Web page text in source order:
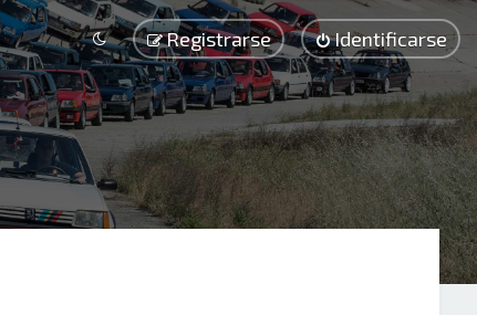
Identificarse
Registrarse